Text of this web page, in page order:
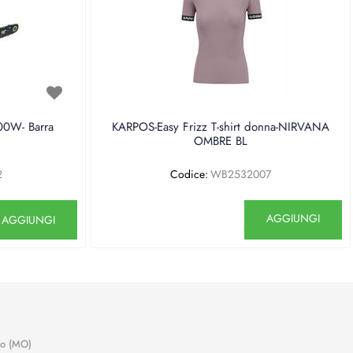
Barra
AGGIUNGI
KARPOS-Easy Frizz T-shirt donna-NIRVANA
OMBRE BL
Codice: WB2532007
AGGIUNGI
(MO)